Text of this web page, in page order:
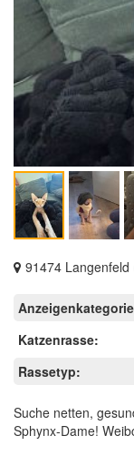
91474 Langenfeld
Katzenrasse:
Rassetyp:
Suche netten,
Sphynx-Dame!